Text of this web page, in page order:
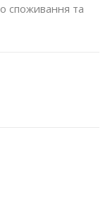
споживання та